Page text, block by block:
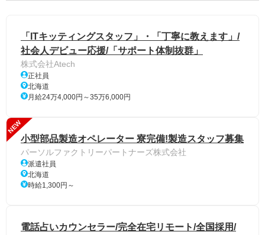
「ITキッティングスタッフ」・「丁寧に教えます」/
社会人デビュー応援/「サポート体制抜群」
株式会社Atech
正社員
北海道
月給24万4,000円～35万6,000円
NEW
小型部品製造オペレーター 寮完備!製造スタッフ募集
パーソルファクトリーパートナーズ株式会社
派遣社員
北海道
時給1,300円～
電話占いカウンセラー/完全在宅リモート/全国採用/